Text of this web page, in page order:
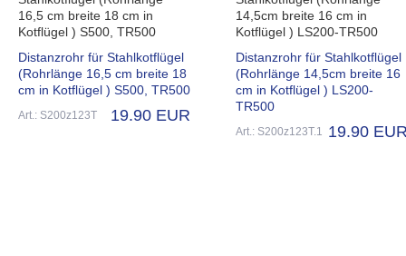
Distanzrohr für Stahlkotflügel
(Rohrlänge 16,5 cm breite 18
cm in Kotflügel ) S500, TR500
Art.: S200z123T 19.90 EUR
Distanzrohr für Stahlkotflügel
(Rohrlänge 14,5cm breite 16
cm in Kotflügel ) LS200-
TR500
Art.: S200z123T.1 19.90